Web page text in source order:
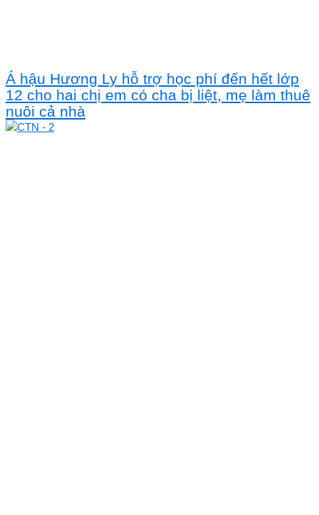
Á hậu Hương Ly hỗ trợ học phí đến hết lớp
12 cho hai chị em có cha bị liệt, mẹ làm thuê
nuôi cả nhà